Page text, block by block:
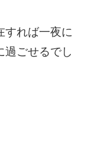
すれば一夜に
過ごせるでし